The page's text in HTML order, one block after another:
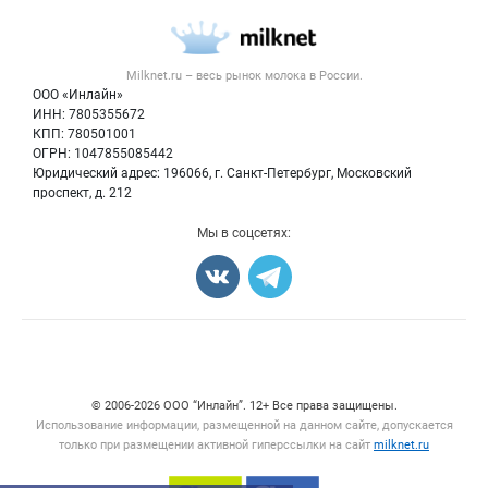
Milknet.ru – весь рынок молокав России.
ООО «Инлайн»
ИНН: 7805355672
КПП: 780501001
ОГРН: 1047855085442
Юридический адрес: 196066, г. Санкт-Петербург, Московский
проспект, д. 212
Публичная оферта
Контактная информация
Политика обработки персональных данных
Новости рынка
Молочная продукция
Вторичное сырье
Оборудование
Мы в соцсетях:
© 2006‑2026 ООО “Инлайн”. 12+ Все права защищены.
Использование информации, размещенной на данном сайте, допускается
только при размещении активной гиперссылки на сайт milknet.ru